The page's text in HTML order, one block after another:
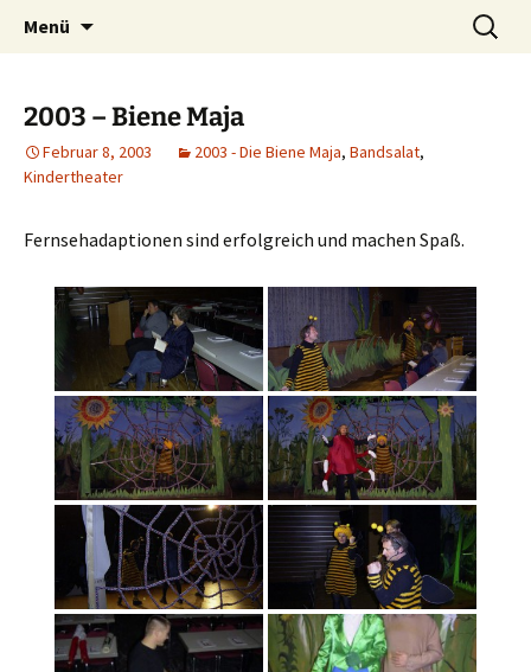
Theaterverein Bandsalat e.V.
Petersberg
Menü
Suche
nach:
2003 – Biene Maja
Februar 8, 2003 2003 - Die Biene Maja, Bandsalat,
Kindertheater
Fernsehadaptionen sind erfolgreich und machen Spaß.